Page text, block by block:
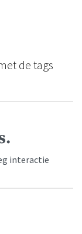
de tags
interactie